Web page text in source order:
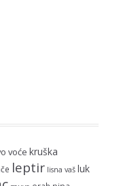
voće kruška
leptir lisna vaš luk